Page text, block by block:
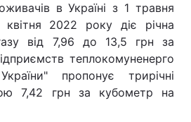
в Україні з 1 травня
2022 року діє річна
від 7,96 до 13,5 грн за
теплокомуненерго
пропонує трирічні
7,42 грн за кубометр на